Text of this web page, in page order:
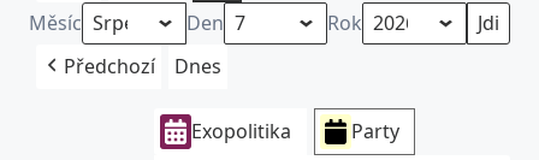
Měsíc
Den
Rok
Předchozí
Dnes
Exopolitika
Party